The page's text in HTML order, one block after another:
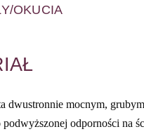
OKUCIA
dwustronnie mocnym,
odporności na